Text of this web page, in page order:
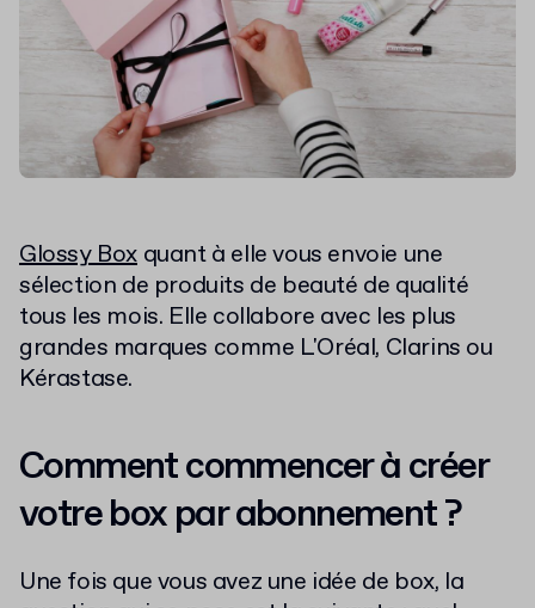
Glossy Box quant à elle vous envoie une
sélection de produits de beauté de qualité
tous les mois. Elle collabore avec les plus
grandes marques comme L'Oréal, Clarins ou
Kérastase.
Comment commencer à créer
votre box par abonnement ?
Une fois que vous avez une idée de box, la